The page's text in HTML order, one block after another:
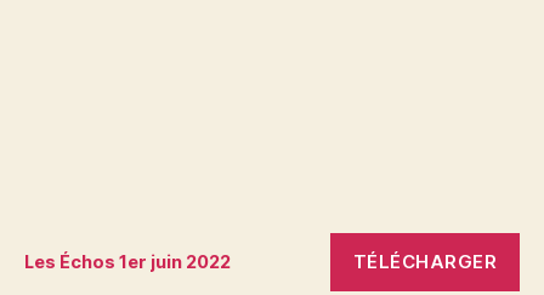
Les Échos 1er juin 2022 TÉLÉCHARGER